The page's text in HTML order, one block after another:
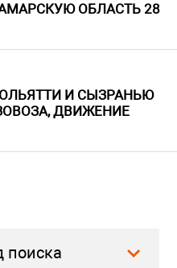
ОБЛАСТЬ 28
И СЫЗРАНЬЮ
ДВИЖЕНИЕ
поиска